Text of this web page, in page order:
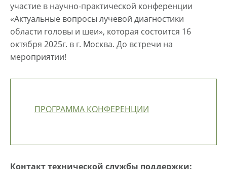
участие в научно-практической конференции
«Актуальные вопросы лучевой диагностики
области головы и шеи», которая состоится 16
октября 2025г. в г. Москва. До встречи на
мероприятии!
ПРОГРАММА КОНФЕРЕНЦИИ
Контакт технической службы поддержки: